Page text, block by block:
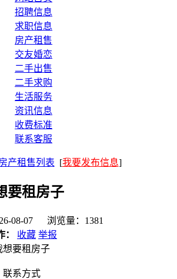
招聘信息
求职信息
房产租售
交友婚恋
二手出售
二手求购
生活服务
资讯信息
收费标准
联系客服
产租售列表 [我要发布信息]
要租房子
08-07 浏览量：1381
：
收藏 举报
想要租房子
联系方式